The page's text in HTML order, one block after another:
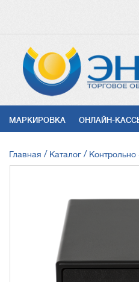
НАВИГАЦИЯ
УСЛУГИ
МАРКИРОВКА ОНЛАЙН-
СТРОКА
НАВИГАЦИИ
Главная Каталог Контрольно